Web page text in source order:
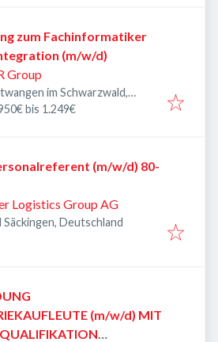
zum Fachinformatiker
(m/w/d)
Group
im Schwarzwald,
:bis 1.249€
(m/w/d) 80-
Logistics Group AG
Säckingen, Deutschland
(m/w/d) MIT